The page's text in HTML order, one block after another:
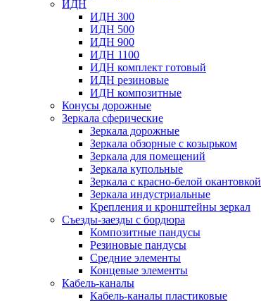
ИДН
ИДН 300
ИДН 500
ИДН 900
ИДН 1100
ИДН комплект готовый
ИДН резиновые
ИДН композитные
Конусы дорожные
Зеркала сферические
Зеркала дорожные
Зеркала обзорные с козырьком
Зеркала для помещений
Зеркала купольные
Зеркала с красно-белой окантовкой
Зеркала индустриальные
Крепления и кронштейны зеркал
Съезды-заезды с бордюра
Композитные пандусы
Резиновые пандусы
Средние элементы
Концевые элементы
Кабель-каналы
Кабель-каналы пластиковые